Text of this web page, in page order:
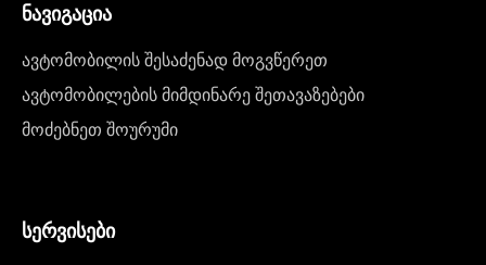
ნავიგაცია
ავტომობილის შესაძენად მოგვწერეთ
ავტომობილების მიმდინარე შეთავაზებები
მოძებნეთ შოურუმი
სერვისები